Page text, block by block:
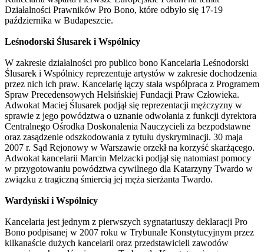
Działalności Prawników Pro Bono, które odbyło się 17-19
października w Budapeszcie.
Leśnodorski Ślusarek i Wspólnicy
W zakresie działalności pro publico bono Kancelaria Leśnodorski
Ślusarek i Wspólnicy reprezentuje artystów w zakresie dochodzenia
przez nich ich praw. Kancelarię łączy stała współpraca z Programem
Spraw Precedensowych Helsińskiej Fundacji Praw Człowieka.
Adwokat Maciej Ślusarek podjął się reprezentacji mężczyzny w
sprawie z jego powództwa o uznanie odwołania z funkcji dyrektora
Centralnego Ośrodka Doskonalenia Nauczycieli za bezpodstawne
oraz zasądzenie odszkodowania z tytułu dyskryminacji. 30 maja
2007 r. Sąd Rejonowy w Warszawie orzekł na korzyść skarżącego.
Adwokat kancelarii Marcin Melzacki podjął się natomiast pomocy
w przygotowaniu powództwa cywilnego dla Katarzyny Twardo w
związku z tragiczną śmiercią jej męża sierżanta Twardo.
Wardyński i Wspólnicy
Kancelaria jest jednym z pierwszych sygnatariuszy deklaracji Pro
Bono podpisanej w 2007 roku w Trybunale Konstytucyjnym przez
kilkanaście dużych kancelarii oraz przedstawicieli zawodów